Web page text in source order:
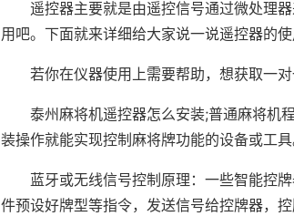
遥控器主要就是由遥控信号通过微处理
用吧。下面就来详细给大家说一说遥控器的使
若你在仪器使用上需要帮助，想获取一
泰州麻将机遥控器怎么安装;普通麻将机
装操作就能实现控制麻将牌功能的设备或工具
蓝牙或无线信号控制原理：一些智能控
件预设好牌型等指令，发送信号给控牌器，